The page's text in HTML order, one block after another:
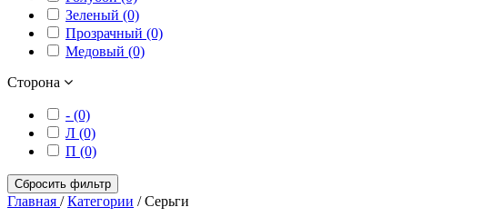
Зеленый (0)
Прозрачный (0)
Медовый (0)
Сторона
- (0)
Л (0)
П (0)
Сбросить фильтр
Главная /Категории /Серьги